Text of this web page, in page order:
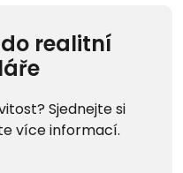
realitní
Sjednejte si
více informací.